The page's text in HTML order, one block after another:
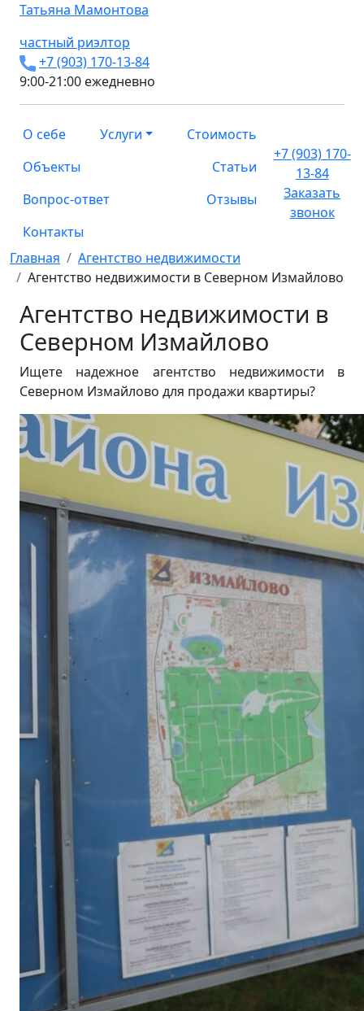
Татьяна Мамонтова
частный риэлтор
+7 (903) 170-13-84
9:00-21:00 ежедневно
О себе Услуги
Стоимость
Объекты
Статьи
Вопрос-ответ
Отзывы
Контакты
+7 (903) 170-
13-84
Заказать
звонок
Главная
Агентство недвижимости
Агентство недвижимости в Северном Измайлово
Агентство недвижимости в
Северном Измайлово
Ищете надежное агентство недвижимости в
Северном Измайлово для продажи квартиры?